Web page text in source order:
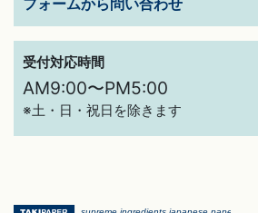
受付対応時間
AM9:00〜PM5:00
※土・日・祝日を除きます